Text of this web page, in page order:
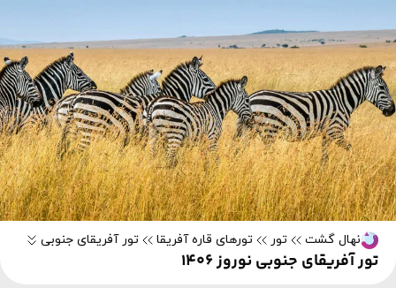
تور آفریقای جنوبی نوروز 1406
نهال گشت تور تورهای قاره آفریقا تور آفریقای جنوبی